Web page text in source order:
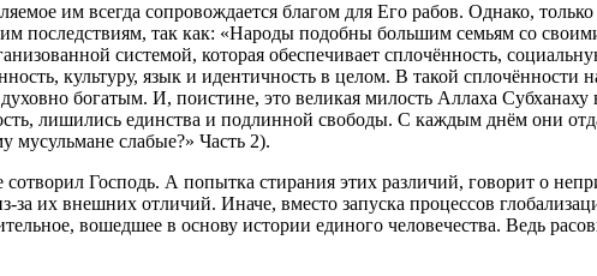
им всегда сопровождается благом для Его рабов. Однако,
последствиям, так как: «Народы подобны большим семьям со
системой, которая обеспечивает сплочённость,
культуру, язык и идентичность в целом. В такой
богатым. И, поистине, это великая милость Аллаха
лишились единства и подлинной свободы. С каждым днём они
мусульмане слабые?» Часть 2).
Господь. А попытка стирания этих различий, говорит о
их внешних отличий. Иначе, вместо запуска процессов
вошедшее в основу истории единого человечества. Ведь